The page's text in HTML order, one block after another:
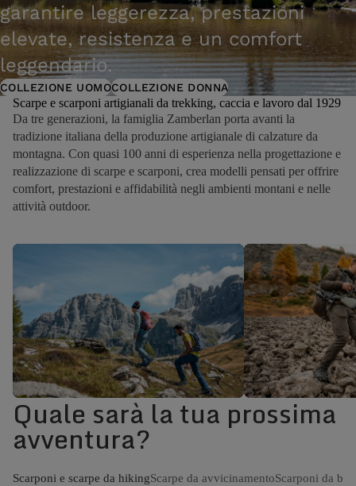
garantire leggerezza, prestazioni
elevate, resistenza e un comfort
leggendario.
COLLEZIONE UOMOCOLLEZIONE DONNA
Scarpe e scarponi artigianali da trekking, caccia e lavoro dal 1929
Da tre generazioni, la famiglia Zamberlan porta avanti la
tradizione italiana della produzione artigianale di calzature da
montagna. Con quasi 100 anni di esperienza nella progettazione e
realizzazione di scarpe e scarponi, crea modelli pensati per offrire
comfort, prestazioni e affidabilità negli ambienti montani e nelle
attività outdoor.
Scarpe e Scarponi
Outdoor
Scarponi da
Quale sarà la tua prossima
avventura?
Scarponi e scarpe da hikingScarpe da avvicinamentoScarponi da